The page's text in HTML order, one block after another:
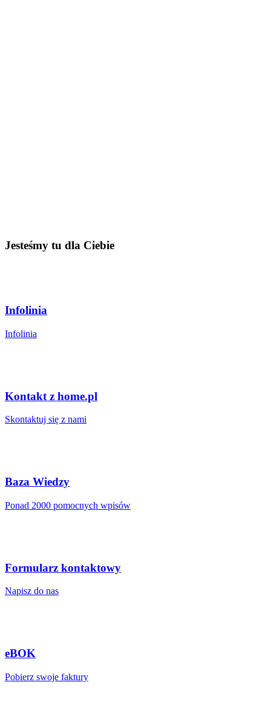
Jesteśmy tu dla Ciebie
Infolinia
Infolinia
Kontakt z home.pl
Skontaktuj się z nami
Baza Wiedzy
Ponad 2000 pomocnych wpisów
Formularz kontaktowy
Napisz do nas
eBOK
Pobierz swoje faktury